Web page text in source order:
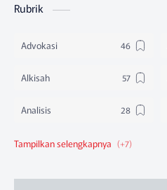
Rubrik
Advokasi
Alkisah
Analisis
Berita Federasi